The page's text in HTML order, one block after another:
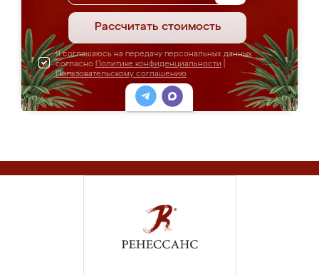
Рассчитать стоимость
Я соглашаюсь на передачу персональных данных
согласно Политике конфиденциальности
Пользовательскому соглашению